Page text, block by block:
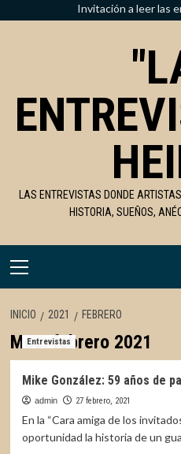
Invitación a leer las
LAS ENTREVISTAS DONDE
HISTORIA, SUEÑOS,
Menú
INICIO 2021 FEBRERO
Mes:febrero 2021
Entrevistas
Mike González: 59 años de
admin 27 febrero, 2021
En la “Cara amiga de los
oportunidad la historia de un